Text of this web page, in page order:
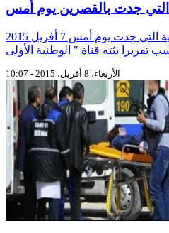
التي جدت بالقصرين يوم أمس
تشير تفاصيل العملية ارهابية التي جدت يوم أمس 7 أفريل 2015
الأربعاء، 8 أفريل، 2015 - 10:07